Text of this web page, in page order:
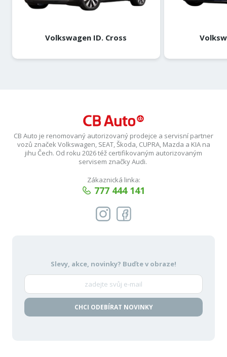
Volkswagen ID. Cross
CB Auto je renomovaný autorizovaný prodejce a servisní partner
vozů značek Volkswagen, SEAT, Škoda, CUPRA, Mazda a KIA na
jihu Čech. Od roku 2026 též certifikovaným autorizovaným
servisem značky Audi.
Zákaznická linka:
777 444 141
Slevy, akce, novinky? Buďte v obraze!
CHCI ODEBÍRAT NOVINKY